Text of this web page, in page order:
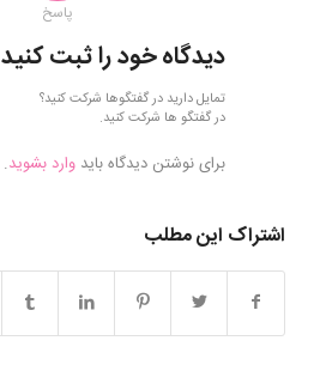
پاسخ
دیدگاه خود را ثبت کنید
تمایل دارید در گفتگوها شرکت کنید؟
در گفتگو ها شرکت کنید.
برای نوشتن دیدگاه باید وارد بشوید.
اشتراک این مطلب